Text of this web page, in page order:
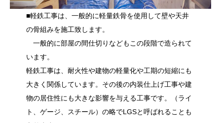
■軽鉄工事は、一般的に軽量鉄骨を使用して壁や天井
の骨組みを施工致します。
一般的に部屋の間仕切りなどもこの段階で造られて
います。
軽鉄工事は、耐火性や建物の軽量化や工期の短縮にも
大きく関係しています。その後の内装仕上げ工事や建
物の居住性にも大きな影響を与える工事です。（ライ
ト、ゲージ、スチール）の略でLGSと呼ばれることも